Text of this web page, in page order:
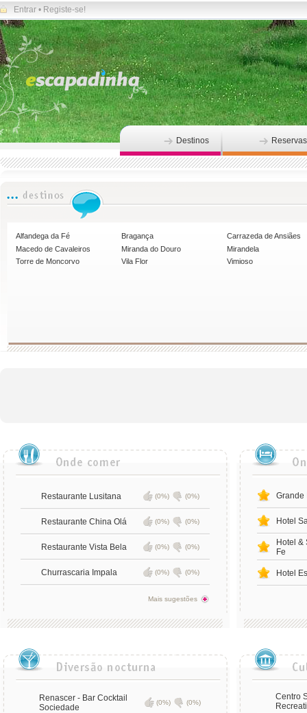
Entrar • Registe-se!
Destinos Reservas
Alfandega da Fé Bragança
Carrazeda de Ansiães
Macedo de Cavaleiros
Miranda do Douro
Mirandela
Torre de Moncorvo
Vila Flor Vimioso
Restaurante Lusitana (0%) (0%)
Restaurante China Olá (0%) (0%)
Restaurante Vista Bela (0%) (0%)
Churrascaria Impala (0%) (0%)
Mais sugestões
Grande
Hotel
Hotel &
Fe
Hotel
Renascer - Bar Cocktail
Sociedade
(0%) (0%)
Centro